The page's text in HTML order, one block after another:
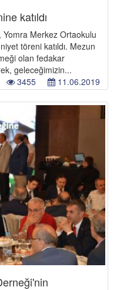
katıldı
Yomra Merkez Ortaokulu
töreni katıldı. Mezun
olan fedakar
geleceğimizin...
11.06.2019
3455